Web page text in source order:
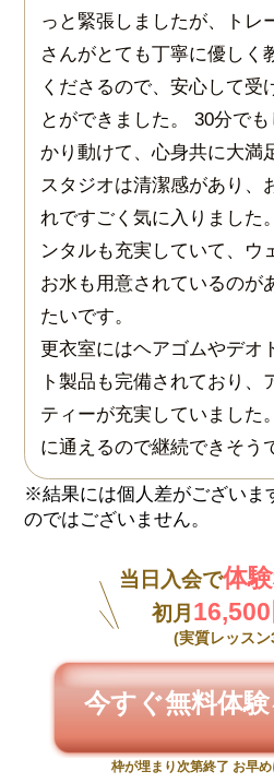
っと緊張しましたが、トレ
さんがとても丁寧に優しく
くださるので、安心して受
とができました。 30分でも
かり動けて、心身共に大満
スタジオは清潔感があり、
れですごく気に入りました
ンタルも充実していて、ウ
お水も用意されているのが
たいです。
更衣室にはヘアゴムやデオ
ト製品も完備されており、
ティーが充実していました
に通えるので継続できそう
当日入会で体
初月 16,500
(実質レッスン
今すぐ無料体
枠が埋まり次第終了 お早